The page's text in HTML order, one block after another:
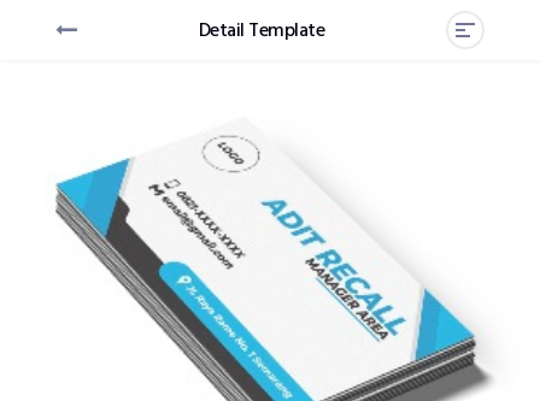
Detail Template